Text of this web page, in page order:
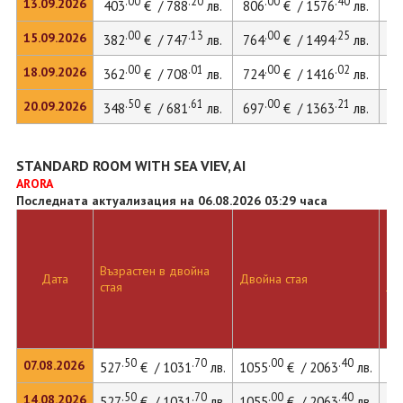
13.09.2026
15.09.2026
18.09.2026
20.09.2026
403
€ / 788 лв. 806 € / 1576 лв.
382.00€ / 747.13 лв. 764.00€ / 1494.25 лв.
362.00€ / 708.01 лв. 724.00€ / 1416.02 лв.
348.50€ / 681.61 лв. 697.00€ / 1363.21 лв.
STANDARD ROOM WITH SEA VIEV, AI
ARORA
Последната актуализация на 06.08.2026 03:29 часа
Дата
07.08.2026
14.08.2026
Възрастен в двойна
стая
Двойна стая
527.50€ / 1031.70лв. 1055.00€ / 2063.40лв.
.50 .70 .00 .40